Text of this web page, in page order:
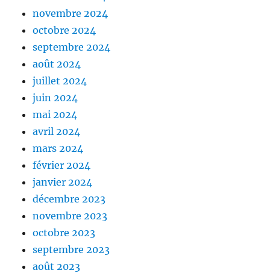
novembre 2024
octobre 2024
septembre 2024
août 2024
juillet 2024
juin 2024
mai 2024
avril 2024
mars 2024
février 2024
janvier 2024
décembre 2023
novembre 2023
octobre 2023
septembre 2023
août 2023